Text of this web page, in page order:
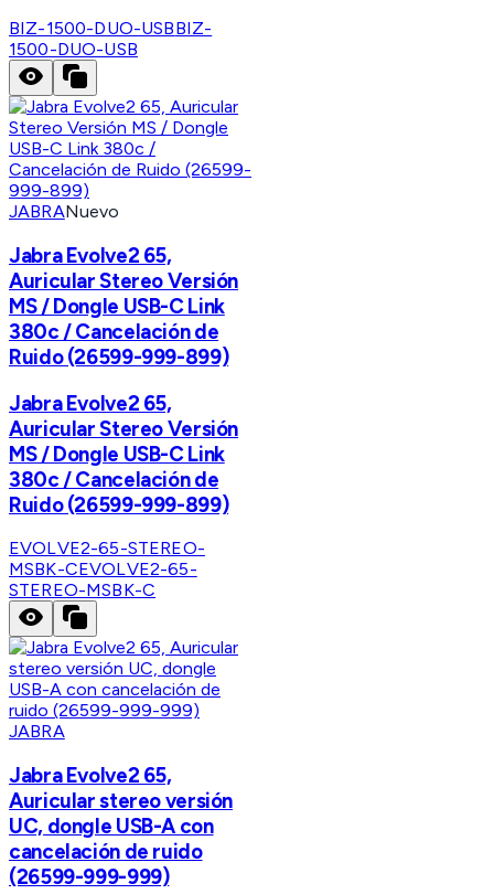
BIZ-1500-DUO-USBBIZ-
1500-DUO-USB
JABRANuevo
Jabra Evolve2 65,
Auricular Stereo Versión
MS / Dongle USB-C Link
380c / Cancelación de
Ruido (26599-999-899)
Jabra Evolve2 65,
Auricular Stereo Versión
MS / Dongle USB-C Link
380c / Cancelación de
Ruido (26599-999-899)
EVOLVE2-65-STEREO-
MSBK-CEVOLVE2-65-
STEREO-MSBK-C
JABRA
Jabra Evolve2 65,
Auricular stereo versión
UC, dongle USB-A con
cancelación de ruido
(26599-999-999)